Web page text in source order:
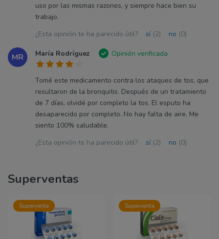
uso por las mismas razones, y siempre hace bien su
trabajo.
¿Esta opinión te ha parecido útil?
sí (2) no (0)
MR María Rodríguez Opinión verificada
Tomé este medicamento contra los ataques de tos, que
resultaron de la bronquitis. Después de un tratamiento
de 7 días, olvidé por completo la tos. El esputo ha
desaparecido por completo. No hay falta de aire. Me
siento 100% saludable.
¿Esta opinión te ha parecido útil?
sí (2) no (0)
Superventas
Superventa Superventa